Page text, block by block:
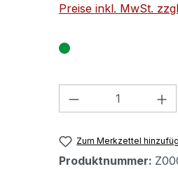
Preise inkl. MwSt.
Produkt
Zum Merkzettel
Produktnummer: